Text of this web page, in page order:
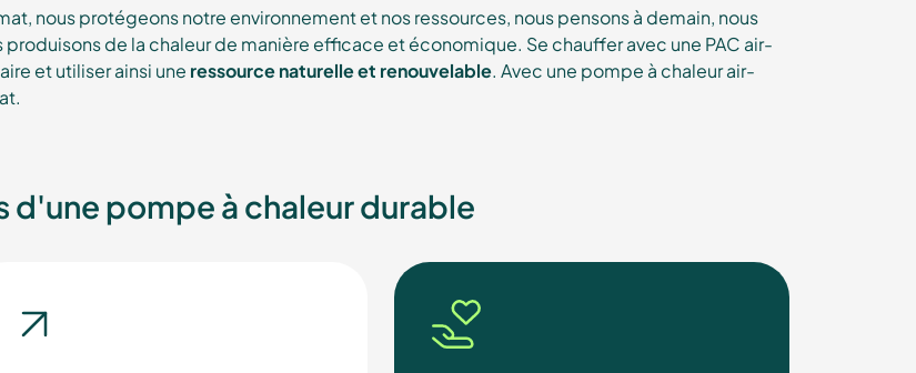
nous protégeons notre environnement et nos ressources, nous pensons à demain, nous
de la chaleur de manière efficace et économique. Se chauffer avec une PAC air-
et utiliser ainsi une ressource naturelle et renouvelable. Avec une pompe à chaleur air-
d'une pompe à chaleur durable